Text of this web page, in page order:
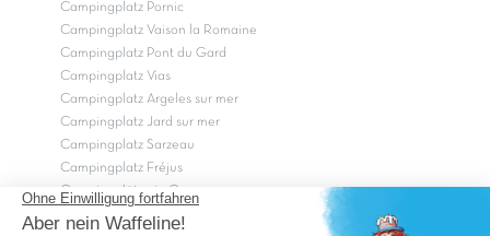
Campingplatz Pornic
Campingplatz Vaison la Romaine
Campingplatz Pont du Gard
Campingplatz Vias
Campingplatz Argeles sur mer
Campingplatz Jard sur mer
Campingplatz Sarzeau
Campingplatz Fréjus
Campingplätze in Camargue
Campingplätze in der CÃ©vÃ¨nnes